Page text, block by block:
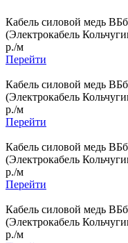
Кабель силовой медь
(Электрокабель
р./м
Перейти
Кабель силовой медь
(Электрокабель
р./м
Перейти
Кабель силовой медь
(Электрокабель
р./м
Перейти
Кабель силовой медь
(Электрокабель
р./м